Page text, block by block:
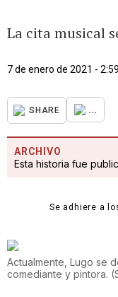
La cita musical
7 de enero de 2021 -
SHARE ...
ARCHIVO
Esta historia fue
Se adhiere a
Actualmente, Lugo se
comediante y pintora. (